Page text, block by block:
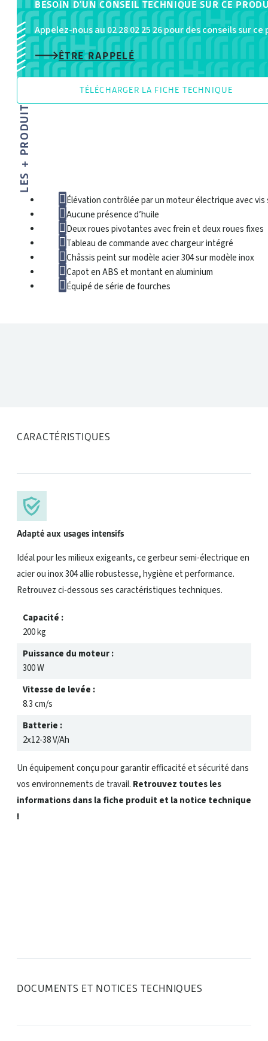
performance
acier
et
inox
304
BESOIN D'UN CONSEIL TECHNIQUE SUR CE
Appelez-nous au 02 28 02 25 26 pour des conseils sur
ÊTRE RAPPELÉ
TÉLÉCHARGER LA FICHE TECHNIQUE
LES + PRODUIT
Élévation contrôlée par un moteur électrique avec vis
Aucune présence d’huile
Deux roues pivotantes avec frein et deux roues fixes
Tableau de commande avec chargeur intégré
Châssis peint sur modèle acier 304 sur modèle inox
Capot en ABS et montant en aluminium
Équipé de série de fourches
CARACTÉRISTIQUES
Adapté aux usages intensifs
Idéal pour les milieux exigeants, ce gerbeur semi-électrique en
acier ou inox 304 allie robustesse, hygiène et performance.
Retrouvez ci-dessous ses caractéristiques techniques.
Capacité :
200 kg
Puissance du moteur :
300 W
Vitesse de levée :
8.3 cm/s
Batterie :
2x12-38 V/Ah
Un équipement conçu pour garantir efficacité et sécurité dans
vos environnements de travail. Retrouvez toutes les
informations dans la fiche produit et la notice technique
!
DOCUMENTS ET NOTICES TECHNIQUES